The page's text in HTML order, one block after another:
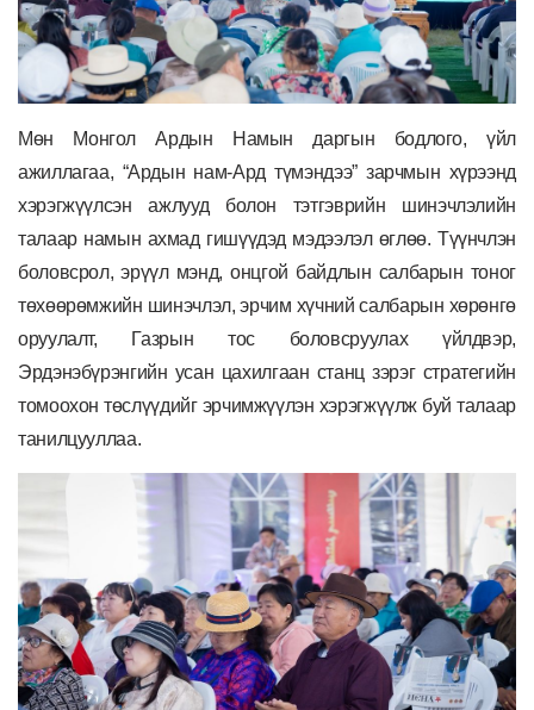
Мөн Монгол Ардын Намын даргын бодлого, үйл
ажиллагаа, “Ардын нам-Ард түмэндээ” зарчмын хүрээнд
хэрэгжүүлсэн ажлууд болон тэтгэврийн шинэчлэлийн
талаар намын ахмад гишүүдэд мэдээлэл өглөө. Түүнчлэн
боловсрол, эрүүл мэнд, онцгой байдлын салбарын тоног
төхөөрөмжийн шинэчлэл, эрчим хүчний салбарын хөрөнгө
оруулалт, Газрын тос боловсруулах үйлдвэр,
Эрдэнэбүрэнгийн усан цахилгаан станц зэрэг стратегийн
томоохон төслүүдийг эрчимжүүлэн хэрэгжүүлж буй талаар
танилцууллаа.